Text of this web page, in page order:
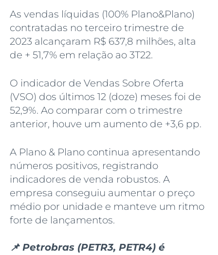
As vendas líquidas (100% Plano&Plano)
contratadas no terceiro trimestre de
2023 alcançaram R$ 637,8 milhões, alta
de + 51,7% em relação ao 3T22.
O indicador de Vendas Sobre Oferta
(VSO) dos últimos 12 (doze) meses foi de
52,9%. Ao comparar com o trimestre
anterior, houve um aumento de +3,6 pp.
A Plano & Plano continua apresentando
números positivos, registrando
indicadores de venda robustos. A
empresa conseguiu aumentar o preço
médio por unidade e manteve um ritmo
forte de lançamentos.
📌 Petrobras (PETR3, PETR4) é